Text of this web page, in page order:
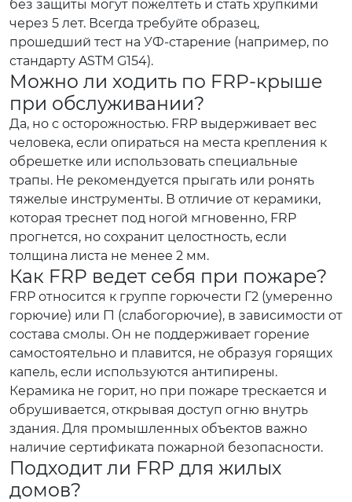
без защиты могут пожелтеть и стать хрупкими
через 5 лет. Всегда требуйте образец,
прошедший тест на УФ-старение (например, по
стандарту ASTM G154).
Можно ли ходить по FRP-крыше
при обслуживании?
Да, но с осторожностью. FRP выдерживает вес
человека, если опираться на места крепления к
обрешетке или использовать специальные
трапы. Не рекомендуется прыгать или ронять
тяжелые инструменты. В отличие от керамики,
которая треснет под ногой мгновенно, FRP
прогнется, но сохранит целостность, если
толщина листа не менее 2 мм.
Как FRP ведет себя при пожаре?
FRP относится к группе горючести Г2 (умеренно
горючие) или Г1 (слабогорючие), в зависимости от
состава смолы. Он не поддерживает горение
самостоятельно и плавится, не образуя горящих
капель, если используются антипирены.
Керамика не горит, но при пожаре трескается и
обрушивается, открывая доступ огню внутрь
здания. Для промышленных объектов важно
наличие сертификата пожарной безопасности.
Подходит ли FRP для жилых
домов?